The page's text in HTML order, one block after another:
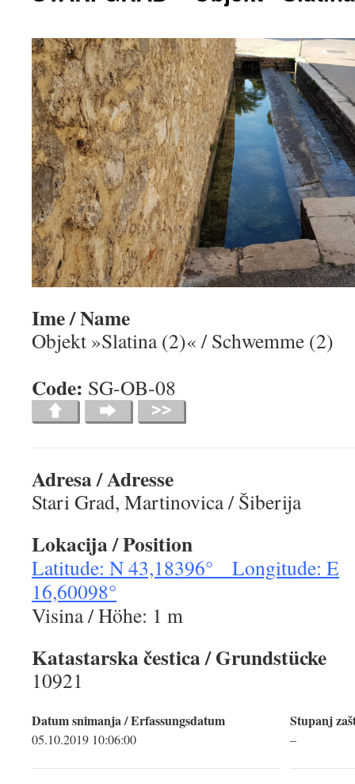
Ime / Name
Objekt »Slatina (2)« / Schwemme (2)
Code: SG-OB-
Adresa / Adresse
Stari Grad, Martinovica / Šiberija
Lokacija / Position
Latitude: N 43,18396° Longitude: E
16,60098°
Visina / Höhe: 1 m
Katastarska čestica / Grundstücke
10921
Datum snimanja / Erfassungsdatum
05.10.2019 10:06:00
Stupanj
–